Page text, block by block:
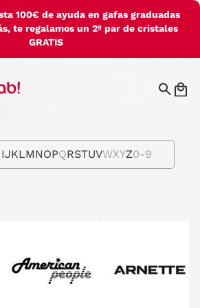
100€ de ayuda en gafas graduadas
te regalamos un 2º par de cristales
GRATIS
IJKLMNOPQRSTUVWXYZ0-9